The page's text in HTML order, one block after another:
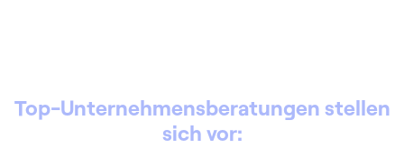
Top-Unternehmensberatungen stellen
sich vor: